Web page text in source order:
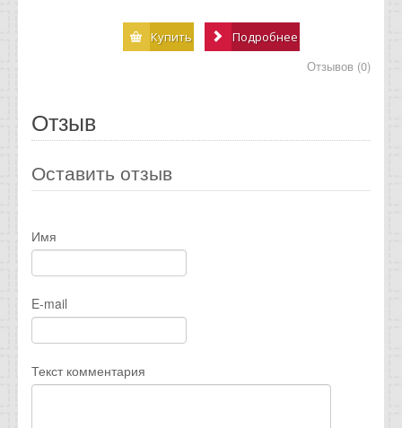
Купить Подробнее
Отзывов (0)
Отзыв
Оставить отзыв
Имя
E-mail
Текст комментария